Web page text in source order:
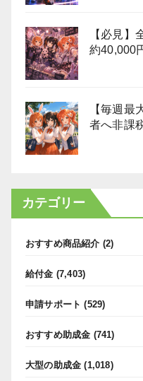
【必見】
約40,000
【毎週最
者へ非課
カテゴリー
おすすめ商品紹介 (2)
給付金 (7,403)
申請サポート (529)
おすすめ助成金 (741)
大型の助成金 (1,018)